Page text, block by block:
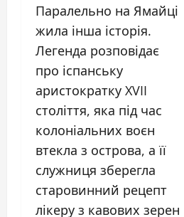
Паралельно на Ямайці
жила інша історія.
Легенда розповідає
про іспанську
аристократку XVII
століття, яка під час
колоніальних воєн
втекла з острова, а її
служниця зберегла
старовинний рецепт
лікеру з кавових зерен